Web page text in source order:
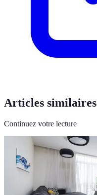
Articles similaires
Continuez votre lecture